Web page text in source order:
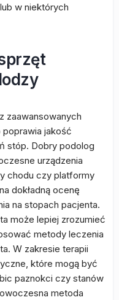
w niektórych
zaawansowanych
jakość
stóp. Dobry podolog
urządzenia
chodu czy platformy
dokładną ocenę
na stopach pacjenta.
może lepiej zrozumieć
metody leczenia
W zakresie terapii
które mogą być
paznokci czy stanów
metoda